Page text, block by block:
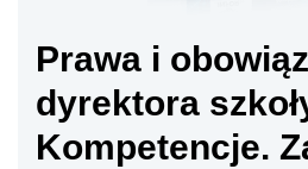
Prawa i
dyrektora
Kompetencje.